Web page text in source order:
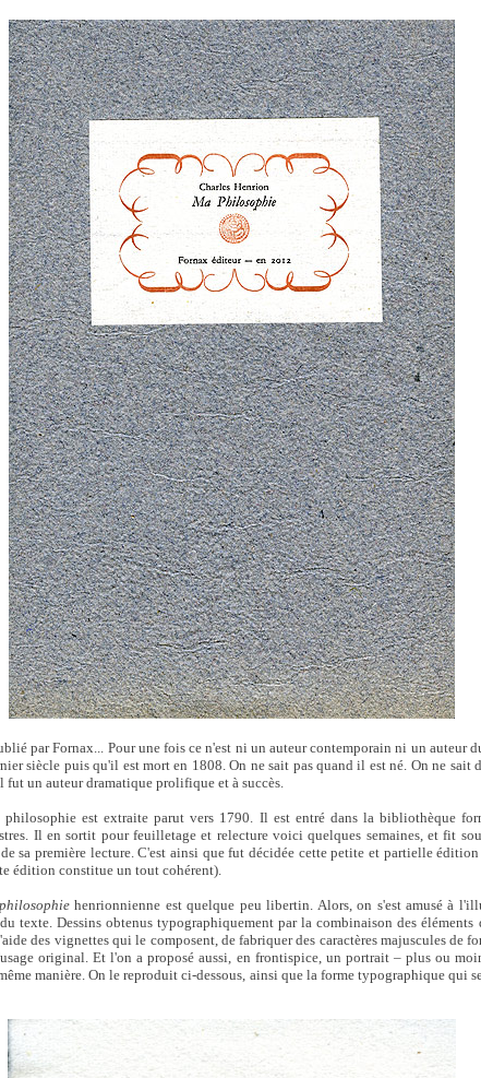
par Fornax... Pour une fois ce n'est ni un auteur contemporain ni un auteur
siècle puis qu'il est mort en 1808. On ne sait pas quand il est né. On ne sait
fut un auteur dramatique prolifique et à succès.
philosophie est extraite parut vers 1790. Il est entré dans la bibliothèque
Il en sortit pour feuilletage et relecture voici quelques semaines, et fit
sa première lecture. C'est ainsi que fut décidée cette petite et partielle édition
édition constitue un tout cohérent).
philosophie henrionnienne est quelque peu libertin. Alors, on s'est amusé à
texte. Dessins obtenus typographiquement par la combinaison des éléments
des vignettes qui le composent, de fabriquer des caractères majuscules de
original. Et l'on a proposé aussi, en frontispice, un portrait – plus ou
manière. On le reproduit ci-dessous, ainsi que la forme typographique qui